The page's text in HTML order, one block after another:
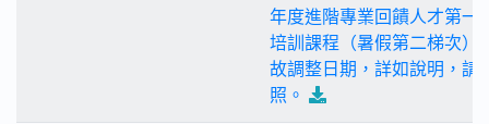
年度進階專業回饋人才第一
培訓課程（暑假第二梯次）
故調整日期，詳如說明，請
照。